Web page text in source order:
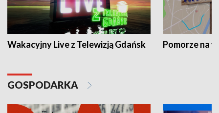
Wakacyjny Live z Telewizją Gdańsk Pomorze na
GOSPODARKA